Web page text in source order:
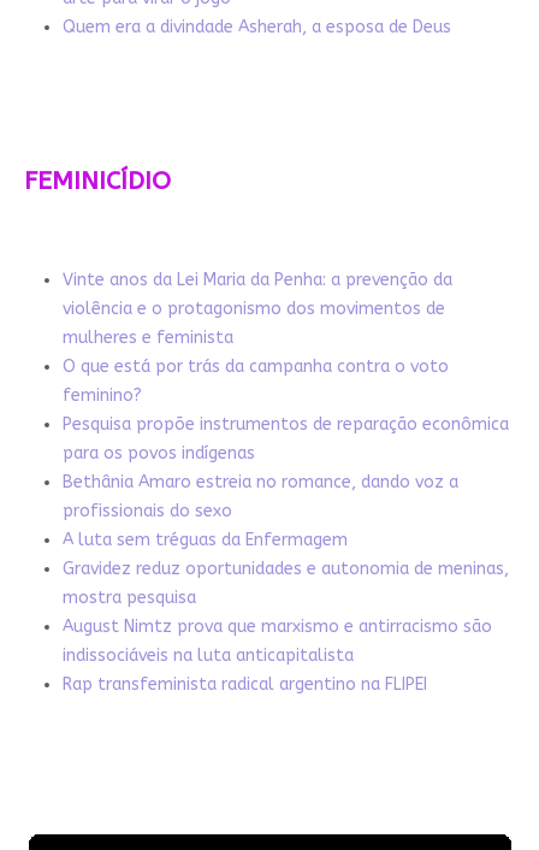
Quem era a divindade Asherah, a esposa de Deus
FEMINICÍDIO
Vinte anos da Lei Maria da Penha: a prevenção da
violência e o protagonismo dos movimentos de
mulheres e feminista
O que está por trás da campanha contra o voto
feminino?
Pesquisa propõe instrumentos de reparação econômica
para os povos indígenas
Bethânia Amaro estreia no romance, dando voz a
profissionais do sexo
A luta sem tréguas da Enfermagem
Gravidez reduz oportunidades e autonomia de meninas,
mostra pesquisa
August Nimtz prova que marxismo e antirracismo são
indissociáveis na luta anticapitalista
Rap transfeminista radical argentino na FLIPEI